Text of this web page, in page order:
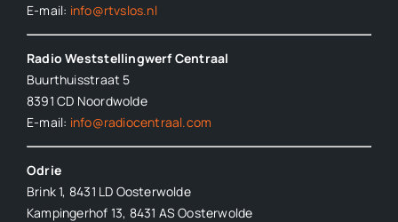
E-mail: info@rtvslos.nl
Radio Weststellingwerf Centraal
Buurthuisstraat 5
8391 CD Noordwolde
E-mail: info@radiocentraal.com
Odrie
Brink 1, 8431 LD Oosterwolde
Kampingerhof 13, 8431 AS Oosterwolde